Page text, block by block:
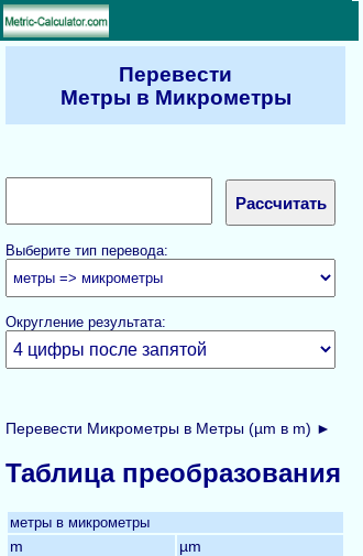
Перевести
Метры в Микрометры
Выберите тип перевода:
Округление результата:
Перевести Микрометры в Метры (µm в m) ►
Таблица преобразования
метры в микрометры
m µm